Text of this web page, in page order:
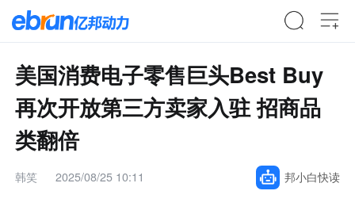
美国消费电子零售巨头Best Buy
再次开放第三方卖家入驻 招商品
类翻倍
韩笑 2025/08/25 10:11 邦小白快读